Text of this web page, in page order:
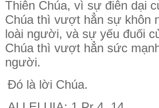
Thiên Chúa, vì sự điên dại
Chúa thì vượt hẳn sự khôn
loài người, và sự yếu đuối
Chúa thì vượt hẳn sức
người.
Đó là lời Chúa.